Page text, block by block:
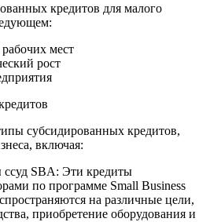
кредитов для малого
мест
рост
субсидированных кредитов,
включая:
SBA: Эти кредиты
по программе Small Business
на различные цели,
приобретение оборудования и